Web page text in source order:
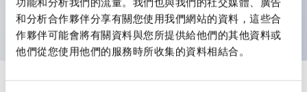
和分析合作夥伴分享有關您使用我們網站的資料，這些合
作夥伴可能會將有關資料與您所提供給他們的其他資料或
他們從您使用他們的服務時所收集的資料相結合。
UL・CSA認證品